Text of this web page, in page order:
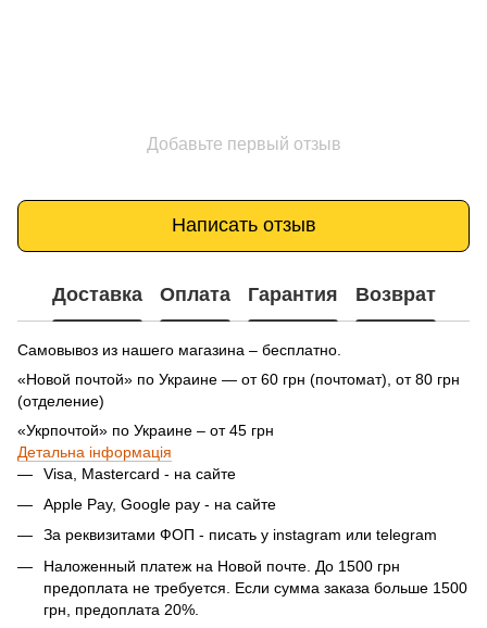
Добавьте первый отзыв
Написать отзыв
Доставка Оплата Гарантия Возврат
Самовывоз из нашего магазина – бесплатно.
«Новой почтой» по Украине — от 60 грн (почтомат), от 80 грн
(отделение)
«Укрпочтой» по Украине – от 45 грн
Детальна інформація
Visa, Mastercard - на сайте
Apple Pay, Google pay - на сайте
За реквизитами ФОП - писать у instagram или telegram
Наложенный платеж на Новой почте. До 1500 грн
предоплата не требуется. Если сумма заказа больше 1500
грн, предоплата 20%.